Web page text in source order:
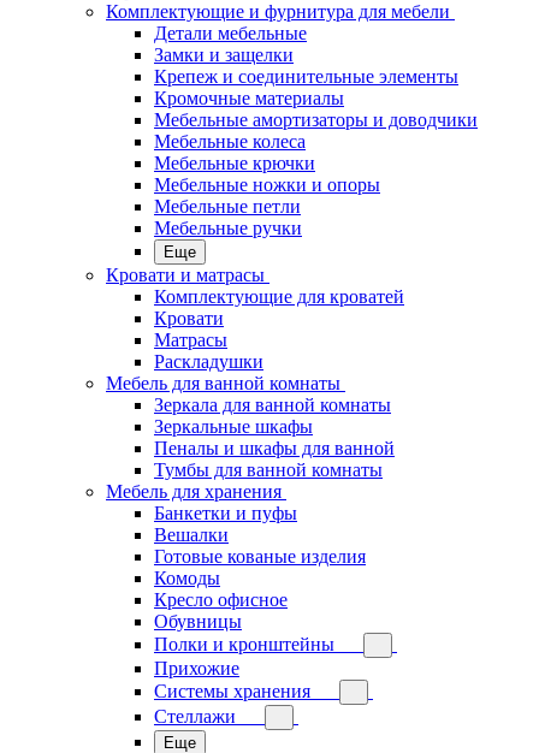
Комплектующие и фурнитура для мебели
Детали мебельные
Замки и защелки
Крепеж и соединительные элементы
Кромочные материалы
Мебельные амортизаторы и доводчики
Мебельные колеса
Мебельные крючки
Мебельные ножки и опоры
Мебельные петли
Мебельные ручки
Еще
Кровати и матрасы
Комплектующие для кроватей
Кровати
Матрасы
Раскладушки
Мебель для ванной комнаты
Зеркала для ванной комнаты
Зеркальные шкафы
Пеналы и шкафы для ванной
Тумбы для ванной комнаты
Мебель для хранения
Банкетки и пуфы
Вешалки
Готовые кованые изделия
Комоды
Кресло офисное
Обувницы
Полки и кронштейны
Прихожие
Системы хранения
Стеллажи
Еще